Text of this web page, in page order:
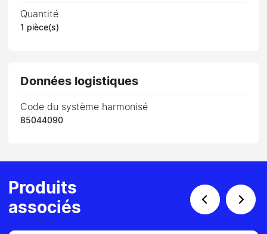
Quantité
1 pièce(s)
Données logistiques
Code du système harmonisé
85044090
Produits
associés